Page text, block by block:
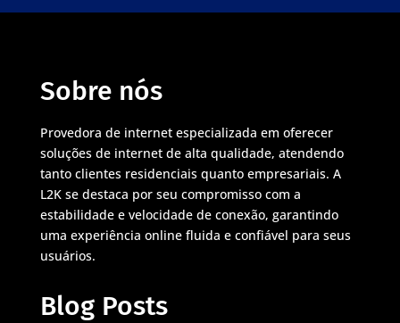
Sobre nós
Provedora de internet especializada em oferecer
soluções de internet de alta qualidade, atendendo
tanto clientes residenciais quanto empresariais. A
L2K se destaca por seu compromisso com a
estabilidade e velocidade de conexão, garantindo
uma experiência online fluida e confiável para seus
usuários.
Blog Posts